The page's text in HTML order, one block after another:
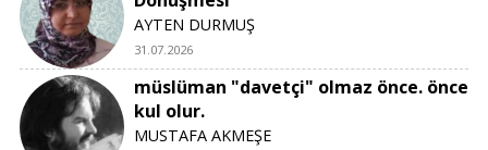
AYTEN DURMUŞ
31.07.2026
müslüman "davetçi" olmaz önce. önce
kul olur.
MUSTAFA AKMEŞE